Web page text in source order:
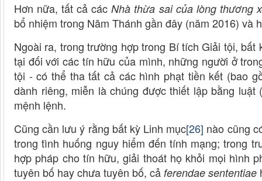
Hơn nữa, tất cả cácNhà thừa sai của lòng thương
bổ nhiệm trong Năm Thánh gần đây (năm 2016) và
Ngoài ra, trong trường hợp trong Bí tích Giải tội,
tại đối với các tín hữu của mình, những người ở
tội - có thể tha tất cả các hình phạt tiền kết (bao
dành riêng, miễn là chúng được thiết lập bằng
mệnh lệnh.
Cũng cần lưu ý rằng bất kỳ Linh mục[26] nào cũng
trong tình huống nguy hiểm đến tính mạng; trong
hợp pháp cho tín hữu, giải thoát họ khỏi mọi hình
tuyên bố hay chưa tuyên bố, cả ferendae sententiae